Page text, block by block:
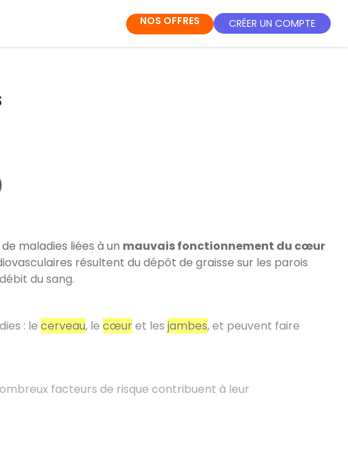
NOS OFFRES CRÉER UN COMPTE
maladies liées à un mauvais fonctionnement du cœur
résultent du dépôt de graisse sur les parois
du sang.
: le cerveau, le cœur et les jambes, et peuvent faire
facteurs de risque contribuent à leur